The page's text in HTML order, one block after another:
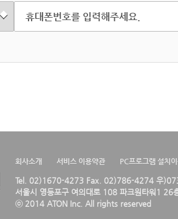
회사소개 서비스 이용약관 PC프로그램 설치
Tel. 02)1670-4273 Fax. 02)786-4274 우
서울시 영등포구 여의대로 108 파크원타워1 26
ⓒ 2014 ATON Inc. All rights reserved